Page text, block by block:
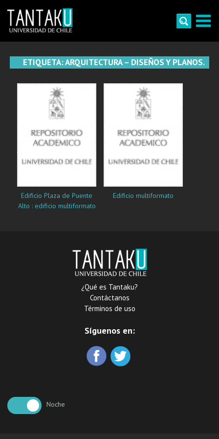
content
ETIQUETA:ARQUITECTURA – DISEÑOS Y PLANOS.
Edificio Plaza de Puente
Alto : edificio multiformato
Edificio multiformato
¿Qué es Tantaku?
Contáctanos
Términos de uso
Síguenos en:
Noche